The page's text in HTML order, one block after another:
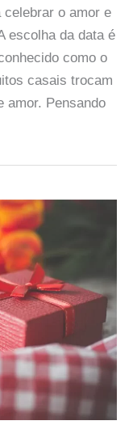
celebrar o amor e
escolha da data é
como o
casais trocam
amor. Pensando